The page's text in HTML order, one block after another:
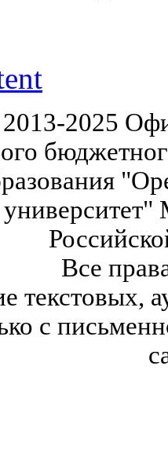
2025
Все
текстовых,
с